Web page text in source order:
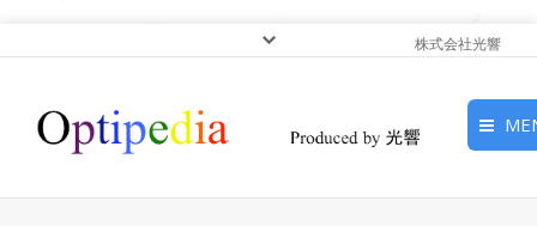
株式会社光響